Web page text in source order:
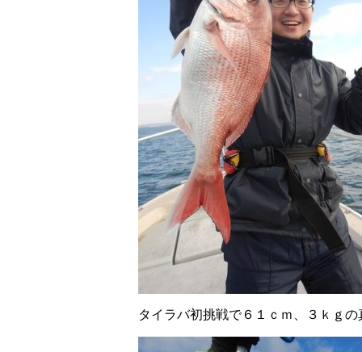
タイラバ初挑戦で６１ｃｍ、３ｋｇ